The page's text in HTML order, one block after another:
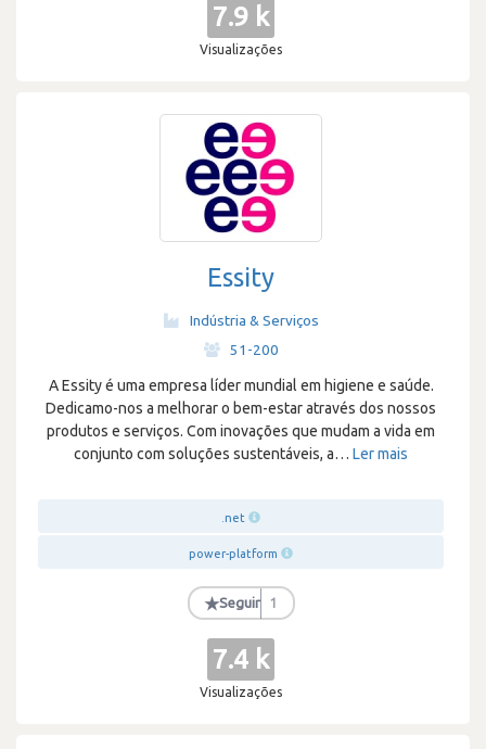
7.9 k
Visualizações
Essity
Indústria & Serviços
51-200
A Essity é uma empresa líder mundial em higiene e saúde.
Dedicamo-nos a melhorar o bem-estar através dos nossos
produtos e serviços. Com inovações que mudam a vida em
conjunto com soluções sustentáveis, a… Ler mais
.net
power-platform
★Seguir 1
7.4 k
Visualizações